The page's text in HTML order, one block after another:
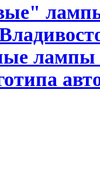
лампы